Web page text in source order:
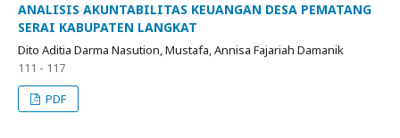
ANALISIS AKUNTABILITAS KEUANGAN DESA PEMATANG
SERAI KABUPATEN LANGKAT
Dito Aditia Darma Nasution, Mustafa, Annisa Fajariah Damanik
111 - 117
PDF